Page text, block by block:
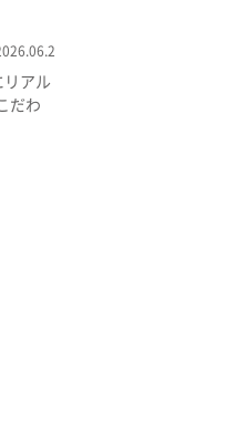
アル
だわ